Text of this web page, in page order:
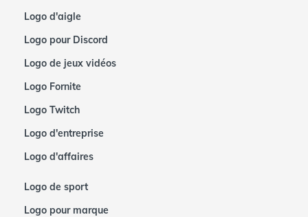
Logo d'aigle
Logo pour Discord
Logo de jeux vidéos
Logo Fornite
Logo Twitch
Logo d'entreprise
Logo d'affaires
Logo de sport
Logo pour marque